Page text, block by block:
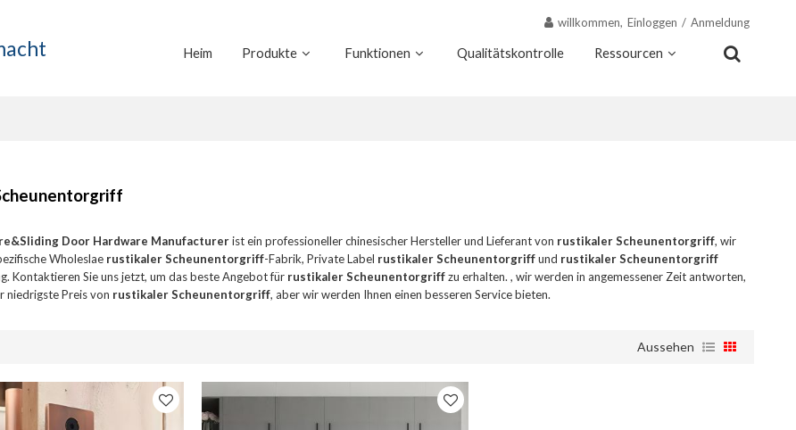
willkommen, Einloggen / Anmeldung
Heim Produkte Funktionen Qualitätskontrolle Ressourcen
Door Hardware Manufacturerist ein professioneller chinesischer Hersteller und Lieferant von rustikaler Scheunentorgriff, wir
Wholeslae rustikaler Scheunentorgriff-Fabrik, Private Label rustikaler Scheunentorgriffund rustikaler Scheunentorgriff
Kontaktieren Sie uns jetzt, um das beste Angebot für rustikaler Scheunentorgriffzu erhalten. , wir werden in angemessener Zeit antworten,
niedrigste Preis von rustikaler Scheunentorgriff, aber wir werden Ihnen einen besseren Service bieten.
Aussehen